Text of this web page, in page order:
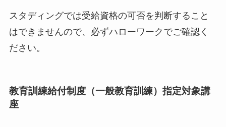
スタディングでは受給資格の可否を判断すること
はできませんので、必ずハローワークでご確認く
ださい。
教育訓練給付制度（一般教育訓練）指定対象講
座